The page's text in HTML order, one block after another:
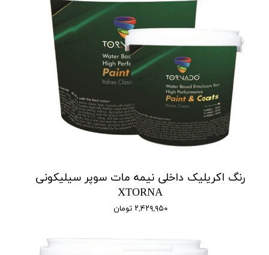
رنگ اکریلیک داخلی نیمه مات سوپر سیلیکونی
XTORNA
۲,۴۲۹,۹۵۰ تومان